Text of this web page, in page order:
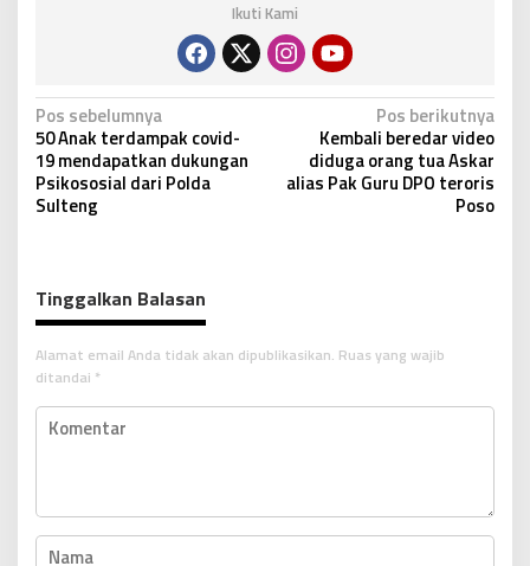
Ikuti Kami
N
a
v
i
a
s
i
p
o
Pos sebelumnya
50 Anak terdampak covid-
19 mendapatkan dukungan
Psikososial dari Polda
Sulteng
Pos berikutnya
Kembali beredar video
diduga orang tua Askar
alias Pak Guru DPO teroris
Poso
Tinggalkan Balasan
Alamat email Anda tidak akan dipublikasikan. Ruas yang wajib
ditandai *